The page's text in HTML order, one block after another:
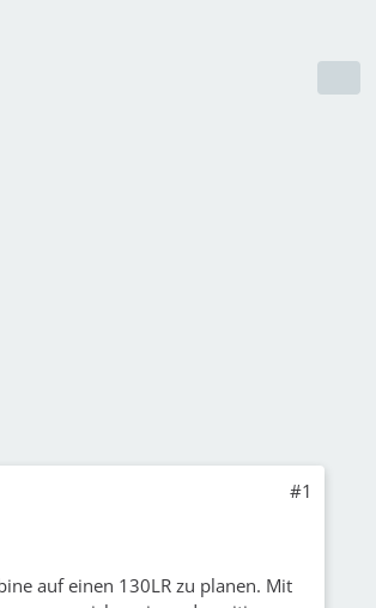
#1
auf einen 130LR zu planen. Mit